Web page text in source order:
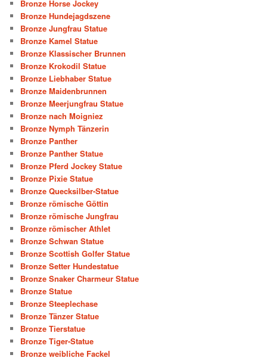
Bronze Horse Jockey
Bronze Hundejagdszene
Bronze Jungfrau Statue
Bronze Kamel Statue
Bronze Klassischer Brunnen
Bronze Krokodil Statue
Bronze Liebhaber Statue
Bronze Maidenbrunnen
Bronze Meerjungfrau Statue
Bronze nach Moigniez
Bronze Nymph Tänzerin
Bronze Panther
Bronze Panther Statue
Bronze Pferd Jockey Statue
Bronze Pixie Statue
Bronze Quecksilber-Statue
Bronze römische Göttin
Bronze römische Jungfrau
Bronze römischer Athlet
Bronze Schwan Statue
Bronze Scottish Golfer Statue
Bronze Setter Hundestatue
Bronze Snaker Charmeur Statue
Bronze Statue
Bronze Steeplechase
Bronze Tänzer Statue
Bronze Tierstatue
Bronze Tiger-Statue
Bronze weibliche Fackel